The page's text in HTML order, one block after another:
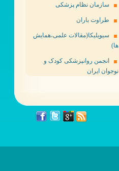
سازمان نظام پزشکی
طراوت باران
سیویلیکا(مقالات علمی،همایش
ها)
انجمن روانپزشکی کودک و
نوجوان ایران